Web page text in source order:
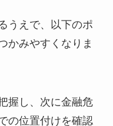
うえで、以下のポ
かみやすくなりま
握し、次に金融危
の位置付けを確認